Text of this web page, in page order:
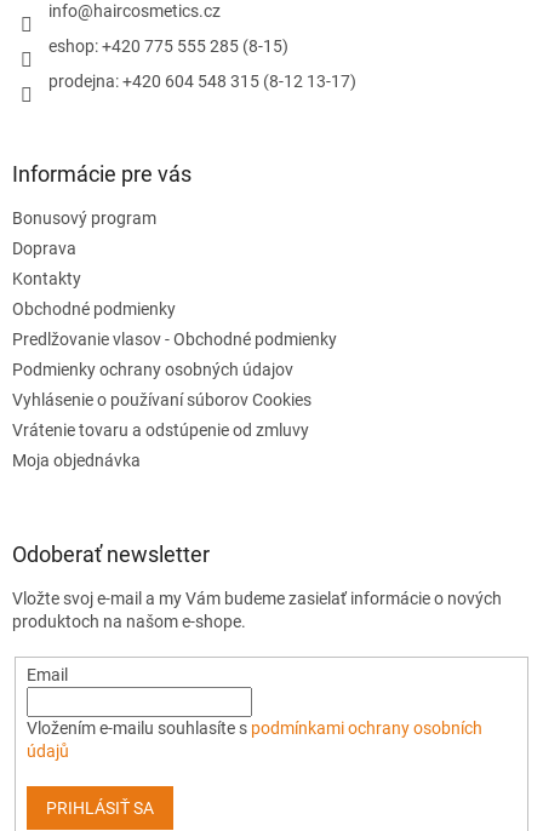
info@haircosmetics.cz
eshop: +420 775 555 285 (8-15)
prodejna: +420 604 548 315 (8-12 13-17)
Informácie pre vás
Bonusový program
Doprava
Kontakty
Obchodné podmienky
Predlžovanie vlasov - Obchodné podmienky
Podmienky ochrany osobných údajov
Vyhlásenie o používaní súborov Cookies
Vrátenie tovaru a odstúpenie od zmluvy
Moja objednávka
Odoberať newsletter
Vložte svoj e-mail a my Vám budeme zasielať informácie o nových
produktoch na našom e-shope.
Email
Vložením e-mailu souhlasíte s podmínkami ochrany osobních
údajů
PRIHLÁSIŤ SA